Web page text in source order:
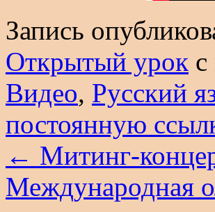
Запись
Открытый урок
Видео, Русский
постоянную
← Митинг-
Международная